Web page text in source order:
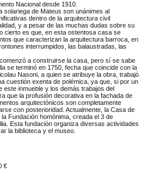
Nacional desde 1910.
solariega de Mateus son unánimes al
dentro de la arquitectura civil
y a pesar de las muchas dudas sobre su
cierto es que, en esta ostentosa casa se
que caracterizan la arquitectura barroca, en
interrumpidos, las balaustradas, las
a construirse la casa, pero sí se sabe
se terminó en 1750, fecha que coincide con la
Nasoni, a quien se atribuye la obra, trabajó
cuestión exenta de polémica, ya que, si por un
este inmueble y los demás trabajos del
que la profusión decorativa en la fachada de
arquitectónicos son completamente
con posterioridad. Actualmente, la Casa de
Fundación homónima, creada el 3 de
Esta fundación organiza diversas actividades
la biblioteca y el museo.
€